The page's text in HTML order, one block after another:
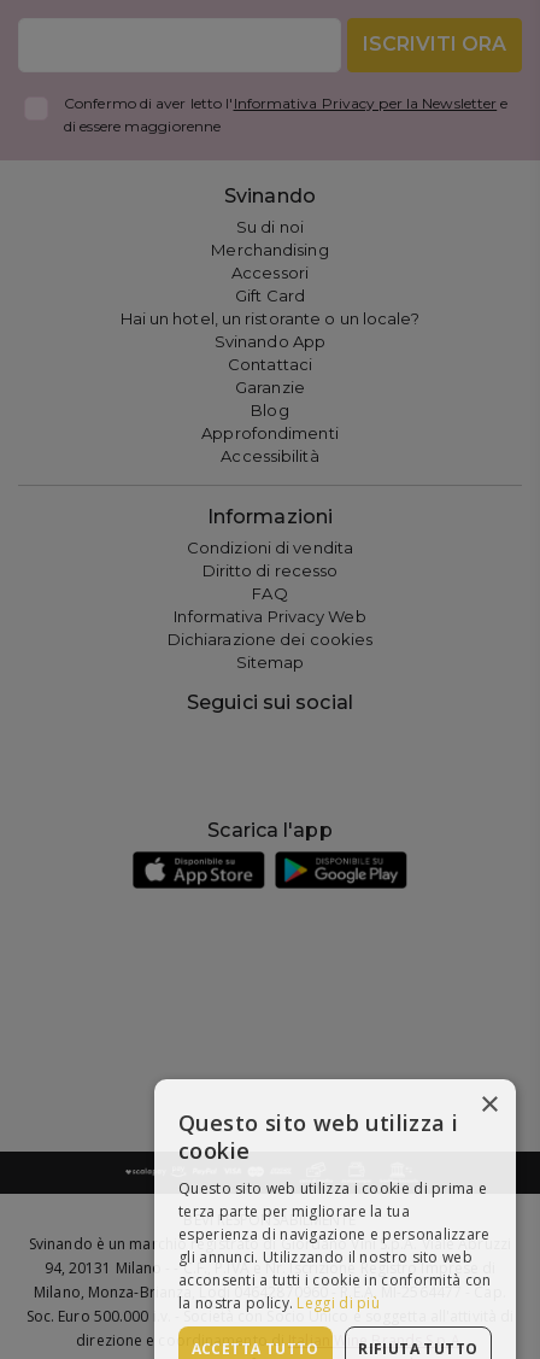
ISCRIVITI ORA
Confermo di aver letto l' Informativa Privacy per la Newsletter e
di essere maggiorenne
Svinando
Su di noi
Merchandising
Accessori
Gift Card
Hai un hotel, un ristorante o un locale?
Svinando App
Contattaci
Garanzie
Blog
Approfondimenti
Accessibilità
Informazioni
Condizioni di vendita
Diritto di recesso
FAQ
Informativa Privacy Web
Dichiarazione dei cookies
Sitemap
Seguici sui social
Scarica l'app
BEVI RESPONSABILMENTE
Svinando è un marchio registrato di Giordano Vini S.p.A. Viale Abruzzi
94, 20131 Milano - - C.F., P.IVA e Nr. Iscrizione Registro Imprese di
Milano, Monza-Brianza, Lodi 04642870960 - R.E.A. MI-2564477 - Cap.
Soc. Euro 500.000 i.v. - Società con Socio Unico e soggetta all'attività di
direzione e coordinamento diItalian Wine Brands S.p.A.
×
Questo sito web utilizza i
cookie
Questo sito web utilizza i cookie di prima e
terza parte per migliorare la tua
esperienza di navigazione e personalizzare
gli annunci. Utilizzando il nostro sito web
acconsenti a tutti i cookie in conformità con
la nostra policy. Leggi di più
ACCETTA TUTTO RIFIUTA TUTTO